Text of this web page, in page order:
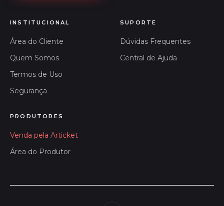
INSTITUCIONAL
Área do Cliente
Quem Somos
Termos de Uso
Segurança
SUPORTE
Dúvidas Frequentes
Central de Ajuda
PRODUTORES
Venda pela Articket
Área do Produtor